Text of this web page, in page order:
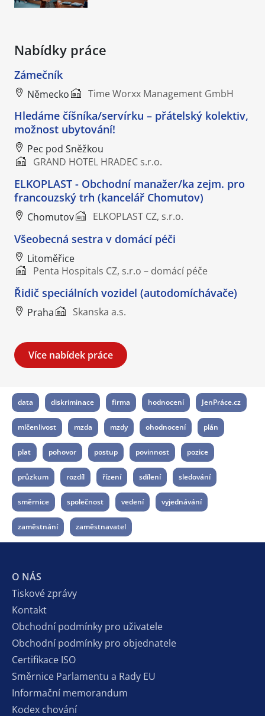
Nabídky práce
Zámečník
Německo Time Worxx Management GmbH
Hledáme číšníka/servírku – přátelský kolektiv,
možnost ubytování!
Pec pod Sněžkou
GRAND HOTEL HRADEC s.r.o.
ELKOPLAST - Obchodní manažer/ka zejm. pro
francouzský trh (kancelář Chomutov)
Chomutov ELKOPLAST CZ, s.r.o.
Všeobecná sestra v domácí péči
Litoměřice
Penta Hospitals CZ, s.r.o – domácí péče
Řidič speciálních vozidel (autodomíchávače)
Praha Skanska a.s.
Více nabídek práce
data diskriminace firma hodnocení JenPráce.cz
mlčenlivost mzda mzdy ohodnocení plán
plat pohovor postup povinnost pozice
průzkum rozdíl řízení sdílení sledování
směrnice společnost vedení vyjednávání
zaměstnání zaměstnavatel
O NÁS
Tiskové zprávy
Kontakt
Obchodní podmínky pro uživatele
Obchodní podmínky pro objednatele
Certifikace ISO
Směrnice Parlamentu a Rady EU
Informační memorandum
Kodex chování